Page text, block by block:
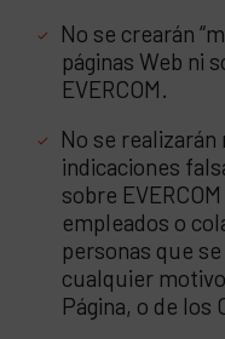
No se crearán
páginas Web ni
EVERCOM.
No se
indicaciones
sobre
empleados o
personas que
cualquier
Página, o de los